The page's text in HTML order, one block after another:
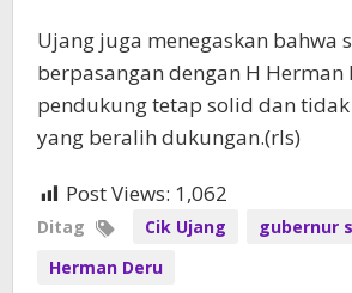
Ujang juga menegaskan bahwa
berpasangan dengan H Herman
pendukung tetap solid dan
yang beralih dukungan.(rls)
Post Views: 1,062
Ditag Cik Ujang
gubernur
Herman Deru